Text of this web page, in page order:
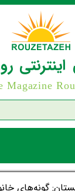
Magazine
گونه‌های